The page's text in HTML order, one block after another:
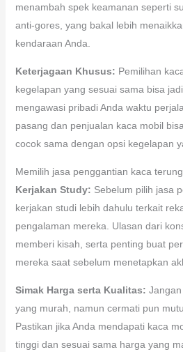
menambah spek keamanan seperti
anti-gores, yang bakal lebih
kendaraan Anda.
Keterjagaan Khusus: Pemilihan
kegelapan yang sesuai sama bisa
mengawasi pribadi Anda waktu
pasang dan penjualan kaca mobil
cocok sama dengan opsi kegelapan
Memilih jasa penggantian kaca
Kerjakan Study: Sebelum pilih jasa
kerjakan studi lebih dahulu terkait
pengalaman mereka. Ulasan dari
memberi kisah, serta penting buat
mereka saat sebelum menetapkan
Simak Harga serta Kualitas:
yang murah, namun cermati pun
Pastikan jika Anda mendapati kaca
tinggi dan sesuai sama harga yang